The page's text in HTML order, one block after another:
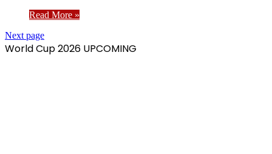
Read More »
Next page
World Cup 2026 UPCOMING